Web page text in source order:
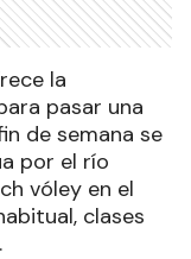
la
pasar una
de semana se
por el río
vóley en el
clases